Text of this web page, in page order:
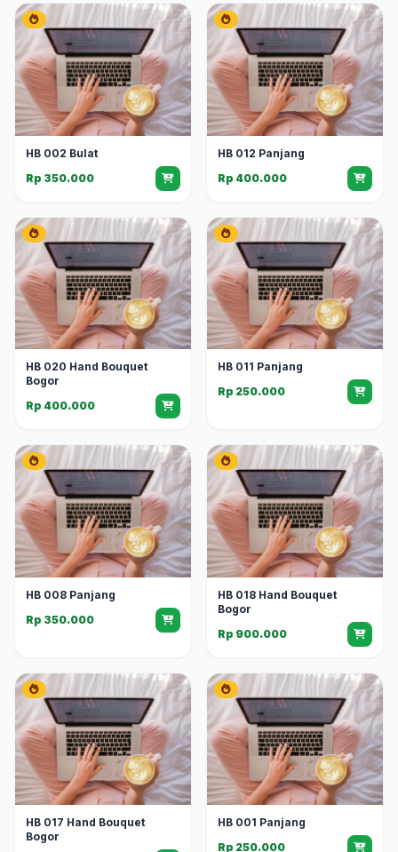
HB 002 Bulat
Rp 350.000
HB 012 Panjang
Rp 400.000
HB 020 Hand Bouquet
Bogor
Rp 400.000
HB 011 Panjang
Rp 250.000
HB 008 Panjang
Rp 350.000
HB 018 Hand Bouquet
Bogor
Rp 900.000
HB 017 Hand Bouquet
Bogor
HB 001 Panjang
Rp 250.000